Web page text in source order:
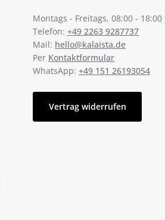
Montags - Freitags, 08:00 - 18:00
Telefon: +49 2263 9287737
Mail: hello@kalaista.de
Per Kontaktformular
WhatsApp: +49 151 26193054
Vertrag widerrufen